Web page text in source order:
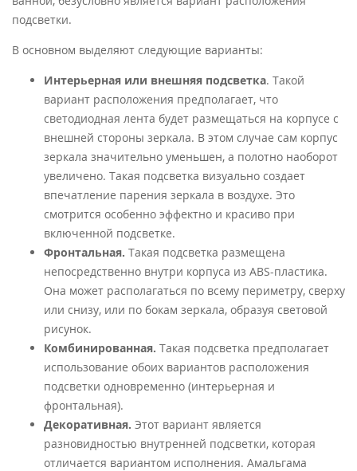
подсветки.
В основном выделяют следующие варианты:
Интерьерная или внешняя подсветка. Такой
вариант расположения предполагает, что
светодиодная лента будет размещаться на корпусе с
внешней стороны зеркала. В этом случае сам корпус
зеркала значительно уменьшен, а полотно наоборот
увеличено. Такая подсветка визуально создает
впечатление парения зеркала в воздухе. Это
смотрится особенно эффектно и красиво при
включенной подсветке.
Фронтальная. Такая подсветка размещена
непосредственно внутри корпуса из ABS-пластика.
Она может располагаться по всему периметру, сверху
или снизу, или по бокам зеркала, образуя световой
рисунок.
Комбинированная. Такая подсветка предполагает
использование обоих вариантов расположения
подсветки одновременно (интерьерная и
фронтальная).
Декоративная. Этот вариант является
разновидностью внутренней подсветки, которая
отличается вариантом исполнения. Амальгама